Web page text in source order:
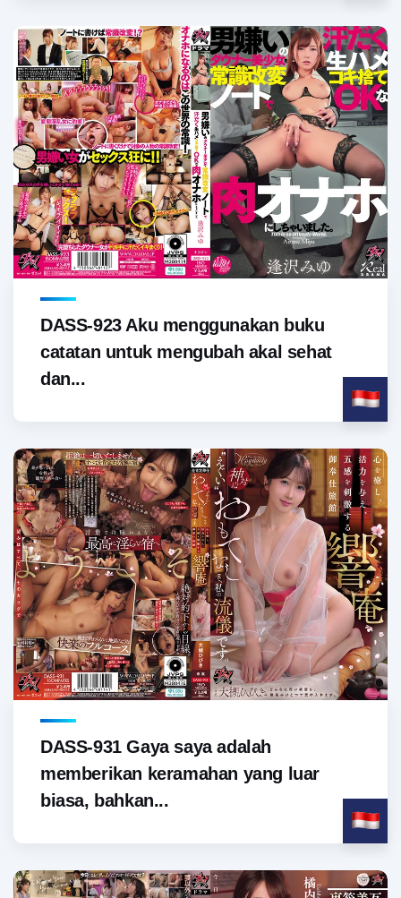
DASS-923 Aku menggunakan buku
catatan untuk mengubah akal sehat
dan...
DASS-931 Gaya saya adalah
memberikan keramahan yang luar
biasa, bahkan...